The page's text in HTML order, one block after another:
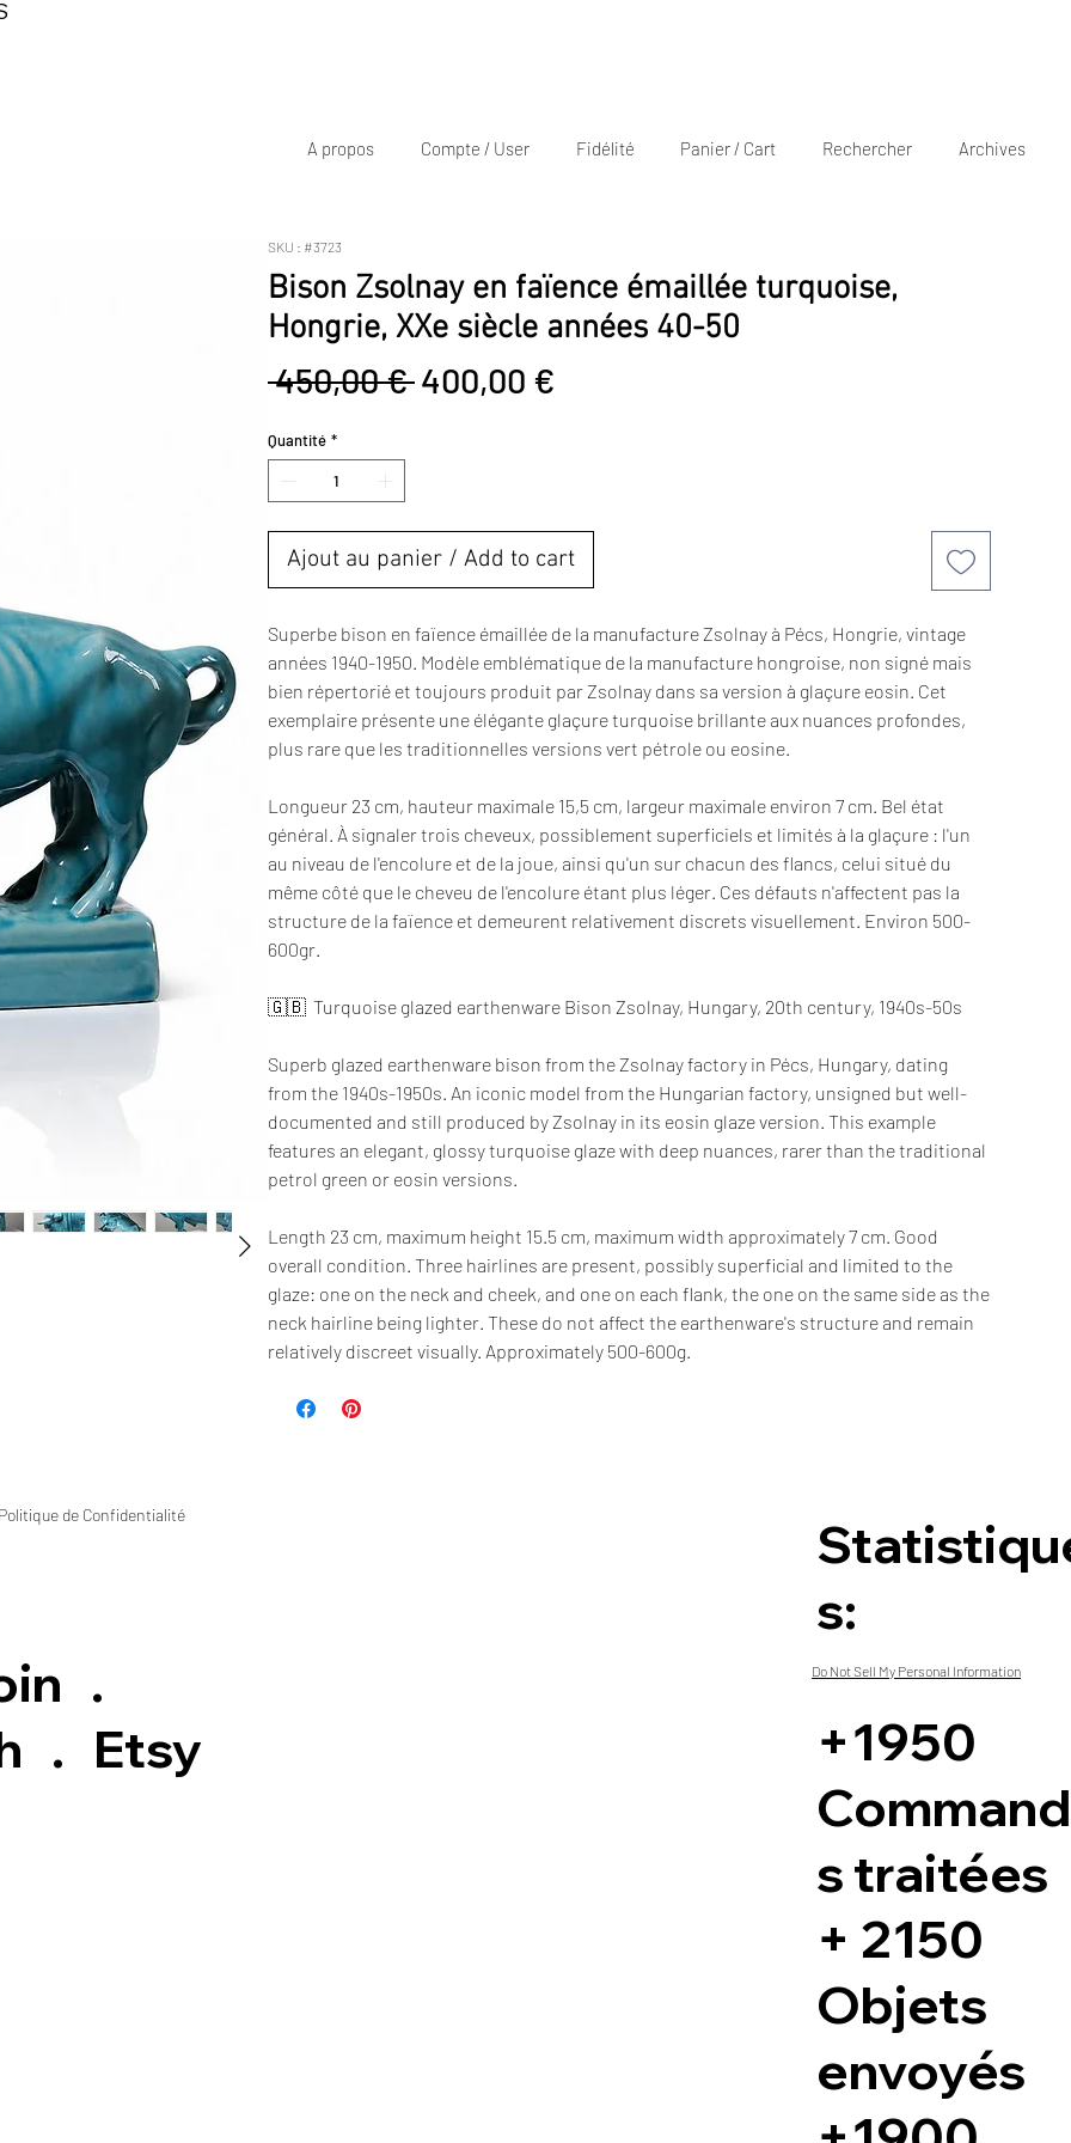
A propos Compte / User Fidélité Panier / Cart Rechercher Archives
SKU : #3723
Bison Zsolnay en faïence émaillée turquoise,
Hongrie, XXe siècle années 40-50
450,00 € Prix
400,00 €
Quantité *
Ajout au panier / Add to cart
Superbe bison en faïence émaillée de la manufacture Zsolnay à Pécs, Hongrie, vintage
années 1940-1950. Modèle emblématique de la manufacture hongroise, non signé mais
bien répertorié et toujours produit par Zsolnay dans sa version à glaçure eosin. Cet
exemplaire présente une élégante glaçure turquoise brillante aux nuances profondes,
plus rare que les traditionnelles versions vert pétrole ou eosine.
Longueur 23 cm, hauteur maximale 15,5 cm, largeur maximale environ 7 cm. Bel état
général. À signaler trois cheveux, possiblement superficiels et limités à la glaçure : l'un
au niveau de l'encolure et de la joue, ainsi qu'un sur chacun des flancs, celui situé du
même côté que le cheveu de l'encolure étant plus léger. Ces défauts n'affectent pas la
structure de la faïence et demeurent relativement discrets visuellement. Environ 500-
600gr.
🇬🇧 Turquoise glazed earthenware Bison Zsolnay, Hungary, 20th century, 1940s-50s
Superb glazed earthenware bison from the Zsolnay factory in Pécs, Hungary, dating
from the 1940s-1950s. An iconic model from the Hungarian factory, unsigned but well-
documented and still produced by Zsolnay in its eosin glaze version. This example
features an elegant, glossy turquoise glaze with deep nuances, rarer than the traditional
petrol green or eosin versions.
Length 23 cm, maximum height 15.5 cm, maximum width approximately 7 cm. Good
overall condition. Three hairlines are present, possibly superficial and limited to the
glaze: one on the neck and cheek, and one on each flank, the one on the same side as the
neck hairline being lighter. These do not affect the earthenware's structure and remain
relatively discreet visually. Approximately 500-600g.
Politique de Confidentialité
.
. Etsy
s:
+1950
s traitées
+ 2150
Objets
envoyés
Do Not Sell My Personal Information